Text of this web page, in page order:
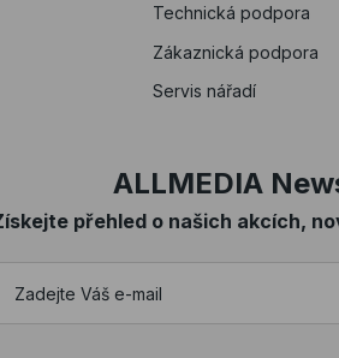
Technická podpora
Zákaznická podpora
Servis nářadí
ALLMEDIA
přehled o našich akcích,